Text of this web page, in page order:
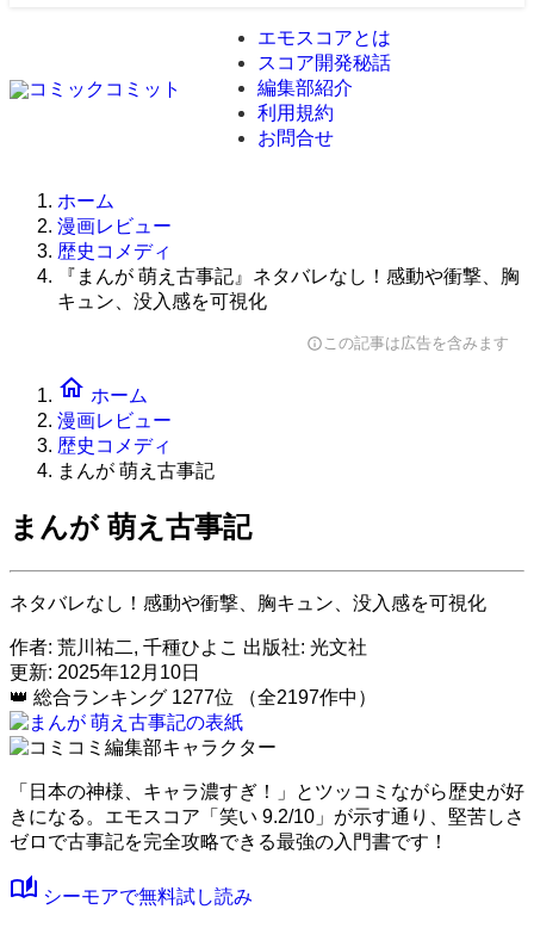
エモスコアとは
スコア開発秘話
編集部紹介
利用規約
お問合せ
ホーム
漫画レビュー
歴史コメディ
『まんが 萌え古事記』ネタバレなし！感動や衝撃、胸
キュン、没入感を可視化
infoこの記事は広告を含みます
home ホーム
漫画レビュー
歴史コメディ
まんが 萌え古事記
まんが 萌え古事記
ネタバレなし！感動や衝撃、胸キュン、没入感を可視化
作者: 荒川祐二, 千種ひよこ 出版社: 光文社
更新: 2025年12月10日
👑 総合ランキング 1277位 （全2197作中）
「日本の神様、キャラ濃すぎ！」とツッコミながら歴史が好
きになる。 エモスコア「笑い 9.2/10」 が示す通り、堅苦しさ
ゼロで古事記を完全攻略できる最強の入門書です！
auto_stories シーモアで無料試し読み